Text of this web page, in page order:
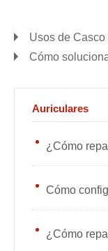
Usos de
Cómo
Auriculares
¿Cómo
Cómo
¿Cómo